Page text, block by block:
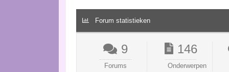
Forum statistieken
9
Forums
146
Onderwerpen